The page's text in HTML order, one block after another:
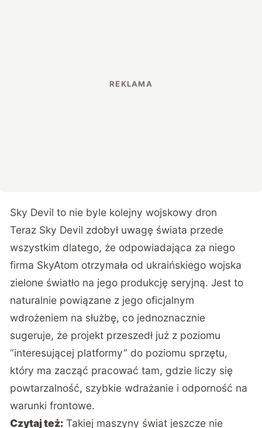
Sky Devil to nie byle kolejny wojskowy dron
Teraz Sky Devil zdobył uwagę świata przede
wszystkim dlatego, że odpowiadająca za niego
firma SkyAtom otrzymała od ukraińskiego wojska
zielone światło na jego produkcję seryjną. Jest to
naturalnie powiązane z jego oficjalnym
wdrożeniem na służbę, co jednoznacznie
sugeruje, że projekt przeszedł już z poziomu
“interesującej platformy” do poziomu sprzętu,
który ma zacząć pracować tam, gdzie liczy się
powtarzalność, szybkie wdrażanie i odporność na
warunki frontowe.
Czytaj też: Takiej maszyny świat jeszcze nie